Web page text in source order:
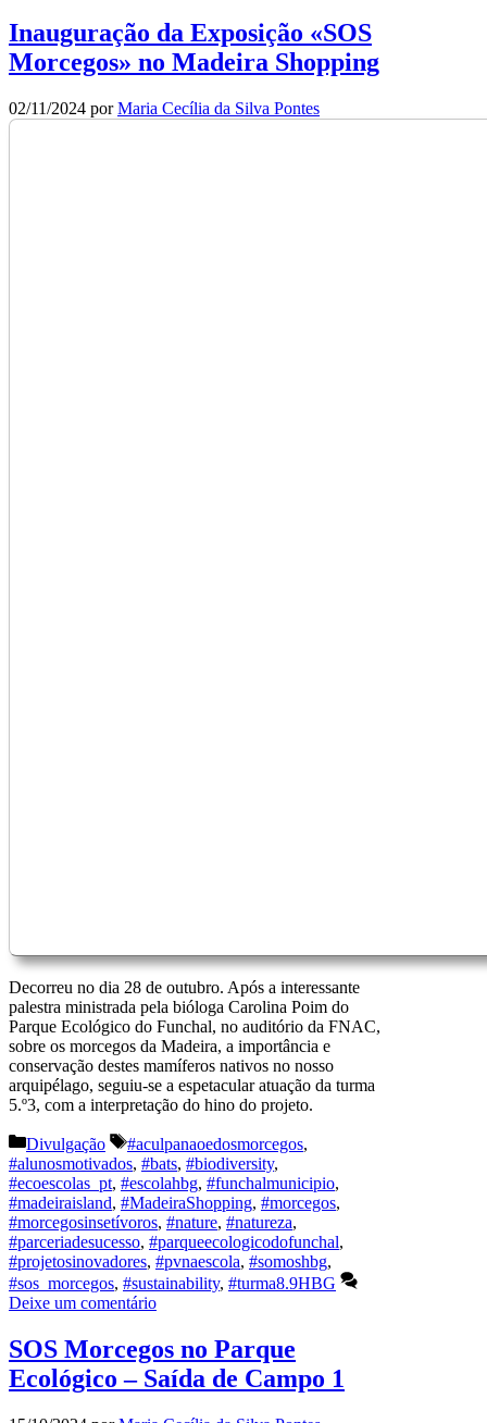
Inauguração da Exposição «SOS
Morcegos» no Madeira Shopping
02/11/2024 porMaria Cecília da Silva Pontes
Decorreu no dia 28 de outubro. Após a interessante
palestra ministrada pela bióloga Carolina Poim do
Parque Ecológico do Funchal, no auditório da FNAC,
sobre os morcegos da Madeira, a importância e
conservação destes mamíferos nativos no nosso
arquipélago, seguiu-se a espetacular atuação da turma
5.º3, com a interpretação do hino do projeto.
Categorias
Divulgação Etiquetas
#aculpanaoedosmorcegos,
#alunosmotivados, #bats, #biodiversity,
#ecoescolas_pt, #escolahbg, #funchalmunicipio,
#madeiraisland, #MadeiraShopping, #morcegos,
#morcegosinsetívoros, #nature, #natureza,
#parceriadesucesso, #parqueecologicodofunchal,
#projetosinovadores, #pvnaescola, #somoshbg,
#sos_morcegos, #sustainability, #turma8.9HBG
Deixe um comentário
SOS Morcegos no Parque
Ecológico – Saída de Campo 1